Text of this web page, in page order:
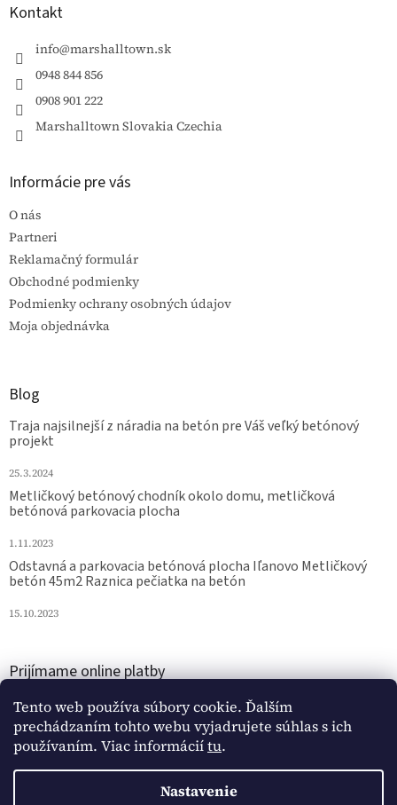
Tento web používa súbory cookie. Ďalším
prechádzaním tohto webu vyjadrujete súhlas s ich
používaním. Viac informáciítu.
Nastavenie
Kontakt
info@marshalltown.sk
0948 844 856
0908 901 222
Marshalltown Slovakia Czechia
Informácie pre vás
O nás
Partneri
Reklamačný formulár
Obchodné podmienky
Podmienky ochrany osobných údajov
Moja objednávka
Blog
Traja najsilnejší z náradia na betón pre Váš veľký betónový
projekt
25.3.2024
Metličkový betónový chodník okolo domu, metličková
betónová parkovacia plocha
1.11.2023
Odstavná a parkovacia betónová plocha Iľanovo Metličkový
betón 45m2 Raznica pečiatka na betón
15.10.2023
Prijímame online platby
Vytvoril Shoptet